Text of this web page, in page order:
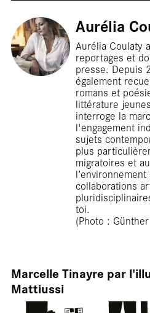
Aurélia
Aurélia Coulaty
reportages et
presse. Depuis
également
romans et
littérature
interroge la
l'engagement
sujets
plus
migratoires et
collaborations
toi.
(Photo :
Marcelle Tinayre par
Mattiussi